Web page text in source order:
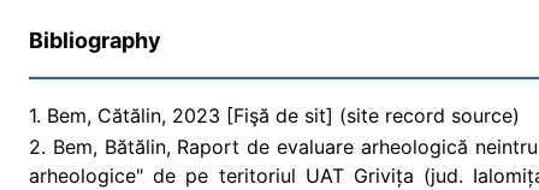
Bibliography
1. Bem, Cătălin, 2023 [Fişă de sit] (site record source)
2. Bem, Bătălin, Raport de evaluare arheologică
arheologice" de pe teritoriul UAT Grivița (jud.